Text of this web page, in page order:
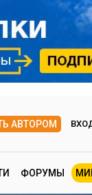
АВТОРОМ
ФОРУМЫ